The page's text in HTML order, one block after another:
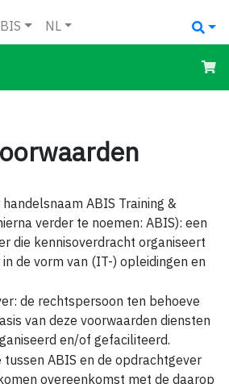
NL
ABIS Training &
verder te noemen: ABIS): een
die kennisoverdracht organiseert
de vorm van (IT-) opleidingen en
de rechtspersoon ten behoeve
van deze voorwaarden diensten
en/of gefaciliteerd.
tussen ABIS en de opdrachtgever
overeenkomst met de daarop